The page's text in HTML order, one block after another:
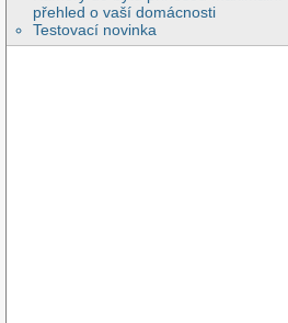
přehled o vaší domácnosti
Testovací novinka